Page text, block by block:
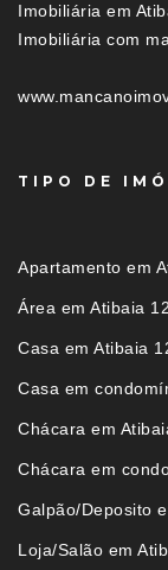
Imobiliária em
Imobiliária com
TIPO DE
Apartamento em
Área em Atibaia 12
Casa em Atibaia
Casa em
Chácara em
Chácara em
Galpão/Deposito
Loja/Salão em